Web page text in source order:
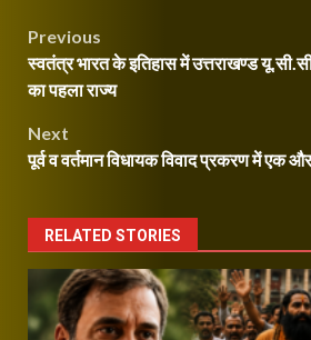
Post
navigation
Previous
स्वतंत्र भारत के इतिहास में उत्तराखण्ड
का पहला राज्य
Next
पूर्व व वर्तमान विधायक विवाद प्रकरण में एक और
RELATED STORIES